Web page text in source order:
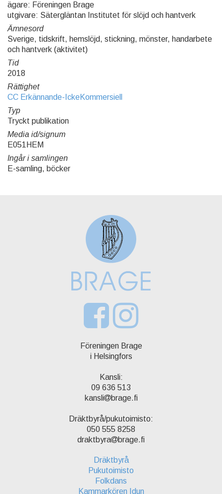
ägare: Föreningen Brage
utgivare: Sätergläntan Institutet för slöjd och hantverk
Ämnesord
Sverige, tidskrift, hemslöjd, stickning, mönster, handarbete
och hantverk (aktivitet)
Tid
2018
Rättighet
CC Erkännande-IckeKommersiell
Typ
Tryckt publikation
Media id/signum
E051HEM
Ingår i samlingen
E-samling, böcker
Föreningen Brage
i Helsingfors
Kansli:
09 636 513
kansli
brage.fi
Dräktbyrå/pukutoimisto:
050 555 8258
draktbyra
brage.fi
Dräktbyrå
Pukutoimisto
Folkdans
Kammarkören Idun